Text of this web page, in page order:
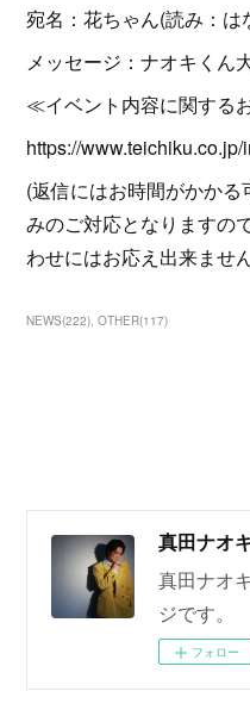
宛名：花ちゃん(読み：は
メッセージ：ナオキくん
≪イベント内容に関する
https://
(返信にはお時間がかか
みのご対応となりますの
わせにはお応え出来ませ
NEWS(222) OTHER(117)
真田ナオ
ジです。
フォロー